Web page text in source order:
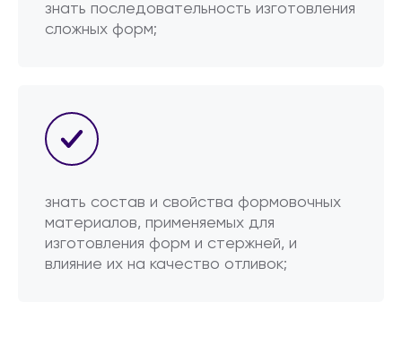
знать последовательность изготовления
сложных форм;
знать состав и свойства формовочных
материалов, применяемых для
изготовления форм и стержней, и
влияние их на качество отливок;